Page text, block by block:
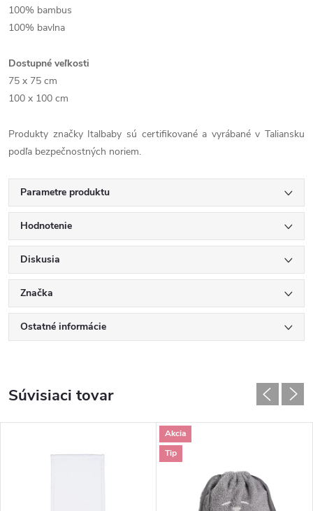
100% bambus
100% bavlna
Dostupné veľkosti
75 x 75 cm
100 x 100 cm
Produkty značky Italbaby sú certifikované a vyrábané v Taliansku
podľa bezpečnostných noriem.
Parametre produktu
Hodnotenie
Diskusia
Značka
Ostatné informácie
Súvisiaci tovar
Akcia
Tip